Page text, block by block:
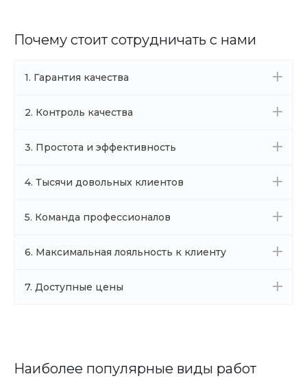
Почему стоит сотрудничать с нами
1. Гарантия качества
2. Контроль качества
3. Простота и эффективность
4. Тысячи довольных клиентов
5. Команда профессионалов
6. Максимальная лояльность к клиенту
7. Доступные цены
Наиболее популярные виды работ